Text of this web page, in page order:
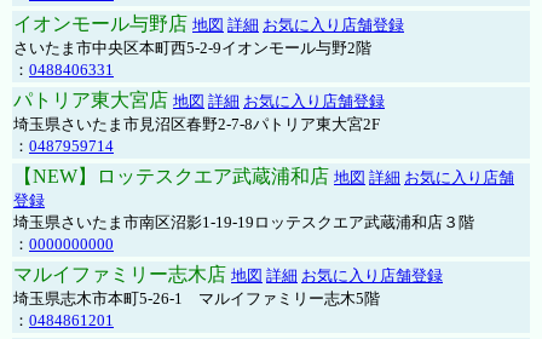
イオンモール与野店 地図 詳細 お気に入り店舗登録
さいたま市中央区本町西5-2-9イオンモール与野2階
： 0488406331
パトリア東大宮店 地図 詳細 お気に入り店舗登録
埼玉県さいたま市見沼区春野2-7-8パトリア東大宮2F
： 0487959714
【NEW】ロッテスクエア武蔵浦和店 地図 詳細 お気に入り店舗
登録
埼玉県さいたま市南区沼影1-19-19ロッテスクエア武蔵浦和店３階
： 0000000000
マルイファミリー志木店 地図 詳細 お気に入り店舗登録
埼玉県志木市本町5-26-1 マルイファミリー志木5階
： 0484861201